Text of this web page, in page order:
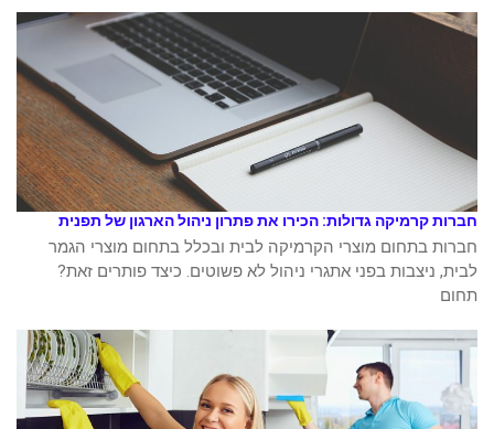
חברות קרמיקה גדולות: הכירו את פתרון ניהול הארגון של תפנית
חברות בתחום מוצרי הקרמיקה לבית ובכלל בתחום מוצרי הגמר
לבית, ניצבות בפני אתגרי ניהול לא פשוטים. כיצד פותרים זאת?
תחום